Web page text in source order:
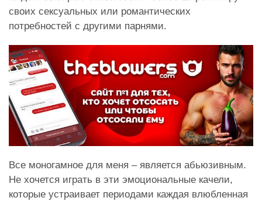
своих сексуальных или романтических
потребностей с другими парнями.
Все моногамное для меня – является абьюзивным.
Не хочется играть в эти эмоциональные качели,
которые устраивает периодами каждая влюбленная